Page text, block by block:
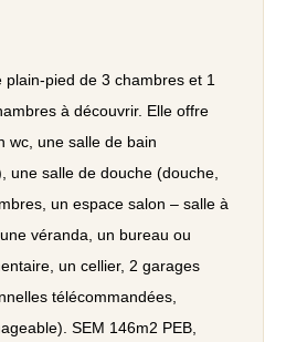
pied de 3 chambres et 1
à découvrir. Elle offre
wc, une salle de bain
une salle de douche (douche,
un espace salon – salle à
véranda, un bureau ou
un cellier, 2 garages
télécommandées,
SEM 146m2 PEB,